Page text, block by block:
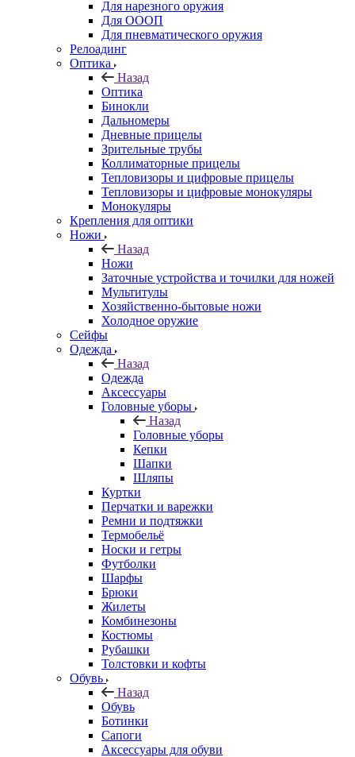
Для нарезного оружия
Для ОООП
Для пневматического оружия
Релоадинг
Оптика
Назад
Оптика
Бинокли
Дальномеры
Дневные прицелы
Зрительные трубы
Коллиматорные прицелы
Тепловизоры и цифровые прицелы
Тепловизоры и цифровые монокуляры
Монокуляры
Крепления для оптики
Ножи
Назад
Ножи
Заточные устройства и точилки для ножей
Мультитулы
Хозяйственно-бытовые ножи
Холодное оружие
Сейфы
Одежда
Назад
Одежда
Аксессуары
Головные уборы
Назад
Головные уборы
Кепки
Шапки
Шляпы
Куртки
Перчатки и варежки
Ремни и подтяжки
Термобельё
Носки и гетры
Футболки
Шарфы
Брюки
Жилеты
Комбинезоны
Костюмы
Рубашки
Толстовки и кофты
Обувь
Назад
Обувь
Ботинки
Сапоги
Аксессуары для обуви